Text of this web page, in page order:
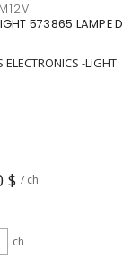
573865 LAMPE
ELECTRONICS -LIGHT
$ / ch
ch